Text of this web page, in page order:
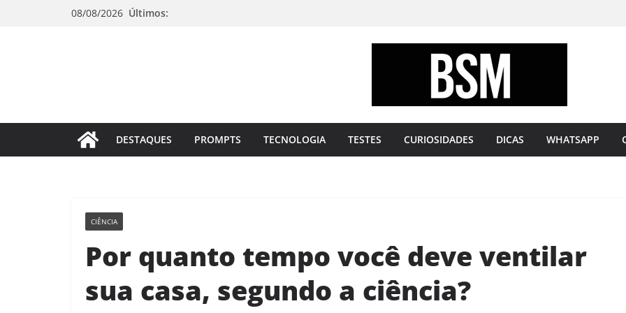
08/08/2026 Últimos:
sua
Mente
DESTAQUES PROMPTS TECNOLOGIA TESTES CURIOSIDADES DICAS WHATSAPP
CIÊNCIA
Por quanto tempo você deve ventilar
sua casa, segundo a ciência?